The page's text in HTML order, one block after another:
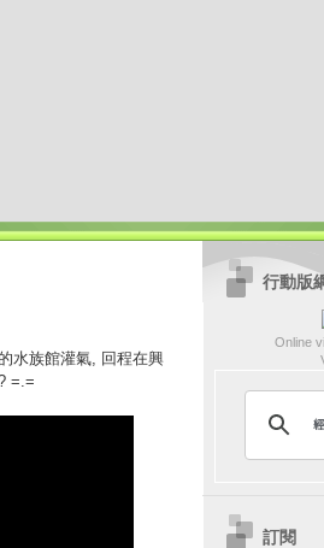
水族館灌氣, 回程在興
=.=
行動版
Online
訂閱